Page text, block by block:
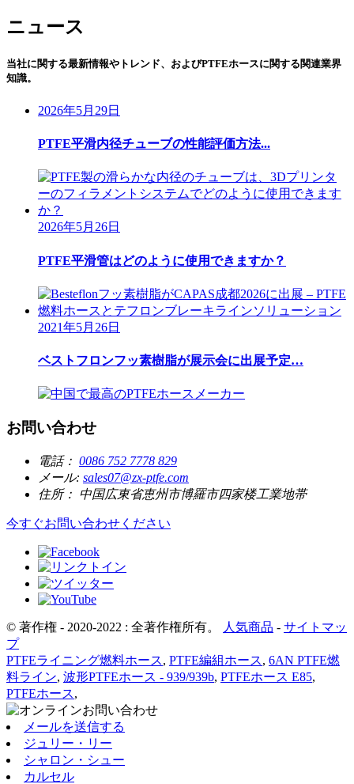
ニュース
当社に関する最新情報やトレンド、およびPTFEホースに関する関連業界
知識。
2026年5月29日
PTFE平滑内径チューブの性能評価方法...
2026年5月26日
PTFE平滑管はどのように使用できますか？
2021年5月26日
ベストフロンフッ素樹脂が展示会に出展予定…
お問い合わせ
電話： 0086 752 7778 829
メール: sales07@zx-ptfe.com
住所： 中国広東省恵州市博羅市四家楼工業地帯
今すぐお問い合わせください
© 著作権 - 2020-2022 : 全著作権所有。 人気商品 - サイトマッ
プ
PTFEライニング燃料ホース, PTFE編組ホース, 6AN PTFE燃
料ライン, 波形PTFEホース - 939/939b, PTFEホース E85,
PTFEホース,
メールを送信する
ジュリー・リー
シャロン・シュー
カルセル